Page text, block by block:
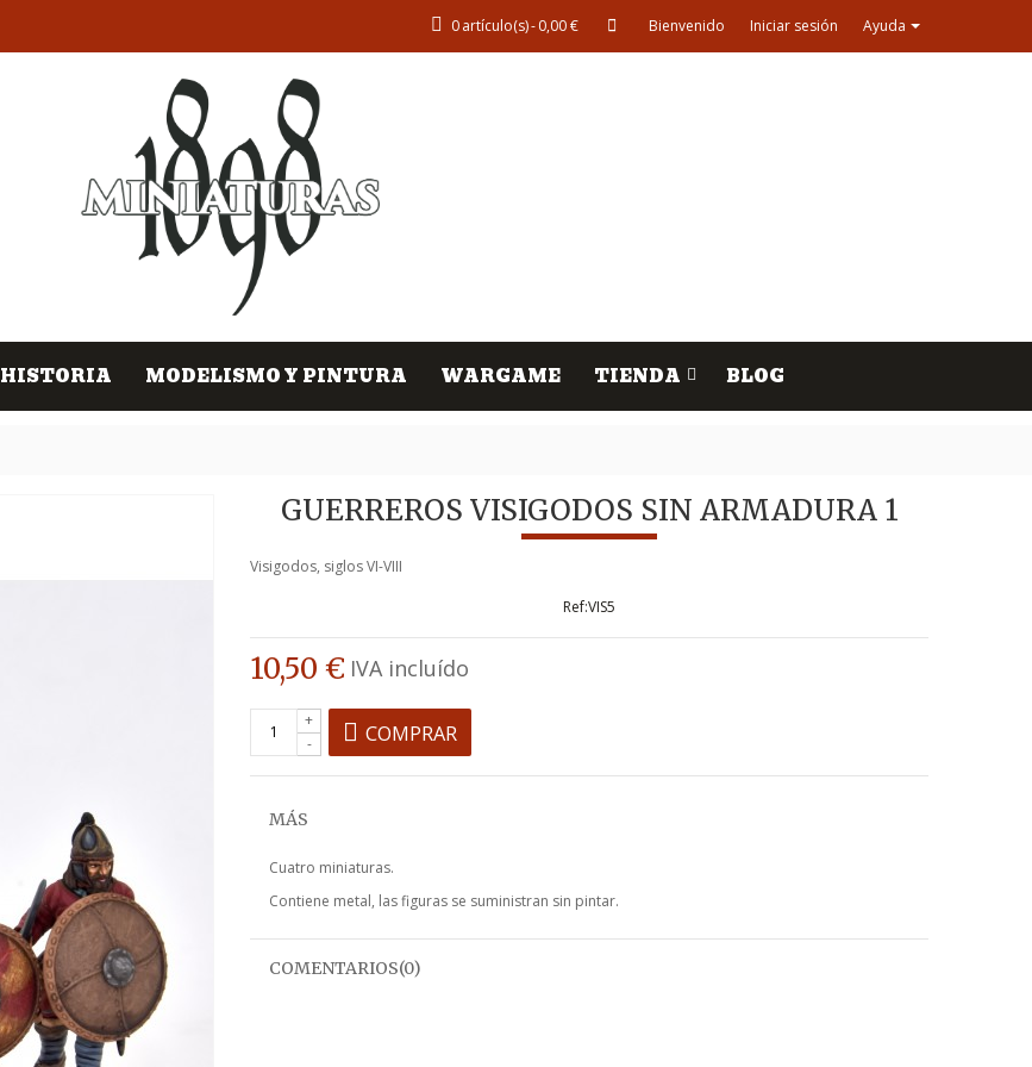
Ayuda
Bienvenido Iniciar sesión
0artículo(s)-0,00 €
HISTORIA MODELISMO Y PINTURA WARGAME TIENDA BLOG
GUERREROS VISIGODOS SIN ARMADURA 1
Visigodos, siglos VI-VIII
VIS5
10,50 € IVA incluído
-
+
COMPRAR
MÁS
Cuatro miniaturas.
Contiene metal, las figuras se suministran sin pintar.
COMENTARIOS(0)